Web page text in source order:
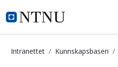
i.ntnu.no
Intranettet Kunnskapsbasen